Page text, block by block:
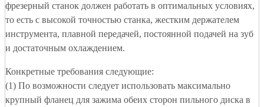
фрезерный станок должен работать в оптимальных условиях,
то есть с высокой точностью станка, жестким держателем
инструмента, плавной передачей, постоянной подачей на зуб
и достаточным охлаждением.
Конкретные требования следующие:
(1) По возможности следует использовать максимально
крупный фланец для зажима обеих сторон пильного диска в